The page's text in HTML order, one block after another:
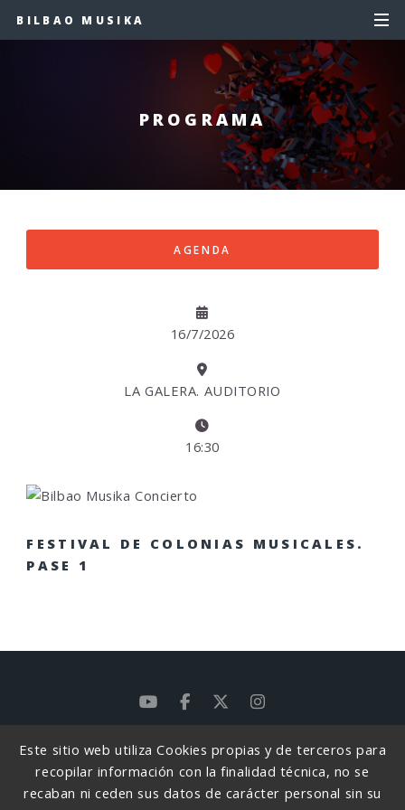
BILBAO MUSIKA
PROGRAMA
AGENDA
16/7/2026
LA GALERA. AUDITORIO
16:30
FESTIVAL DE COLONIAS MUSICALES.
PASE 1
POLÍTICA DE PRIVACIDAD
POLÍTICA DE PRIVACIDAD REDES SOCIALES
Este sitio web utiliza Cookies propias y de terceros para
recopilar información con la finalidad técnica, no se
recaban ni ceden sus datos de carácter personal sin su